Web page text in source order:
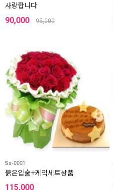
사랑합니다
90,000 95,000
Ss-0001
붉은입술+케익세트상품
115,000